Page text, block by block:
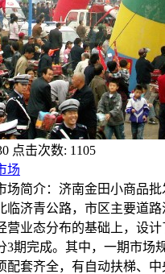
点击次数: 1105
场
场简介：济南金田小商品
临济青公路，市区主要道
营业态分布的基础上，设
3期完成。其中，一期市场
配套齐全，有自动扶梯、